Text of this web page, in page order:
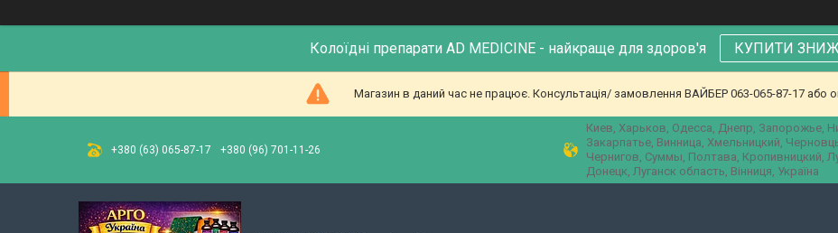
Колоїдні препарати AD MEDICINE - найкраще для здоров'я КУПИТИ
Магазин в даний час не працює. Консультація/ замовлення ВАЙБЕР 063-065-87-17 або
+380 (63) 065-87-17 +380 (96) 701-11-26
Киев, Харьков, Одесса, Днепр, Запорожье,
Закарпатье, Винница, Хмельницкий,
Чернигов, Суммы, Полтава, Кропивницкий,
Донецк, Луганск область, Вінниця, Україна